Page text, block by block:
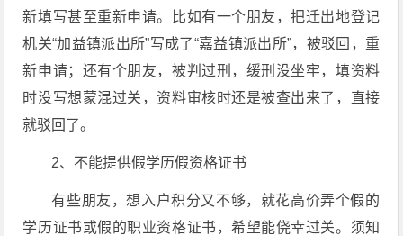
新填写甚至重新申请。比如有一个朋友，把迁出地登记
机关“加益镇派出所”写成了“嘉益镇派出所”，被驳回，重
新申请；还有个朋友，被判过刑，缓刑没坐牢，填资料
时没写想蒙混过关，资料审核时还是被查出来了，直接
就驳回了。
2、不能提供假学历假资格证书
有些朋友，想入户积分又不够，就花高价弄个假的
学历证书或假的职业资格证书，希望能侥幸过关。须知